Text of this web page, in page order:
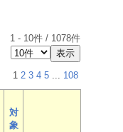
1 - 10件 / 1078件
1 2 3 4 5 ... 108
対
象